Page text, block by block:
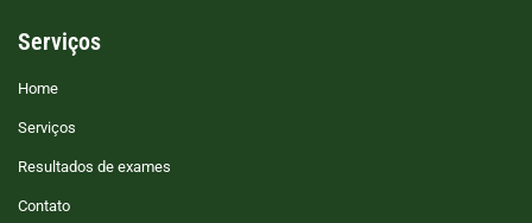
Serviços
Home
Serviços
Resultados de exames
Contato